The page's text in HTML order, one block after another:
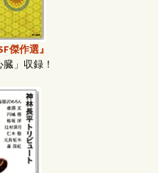
傑作選』
臓」収録！